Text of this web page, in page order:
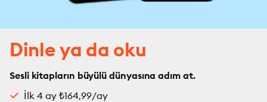
Dinle ya da oku
Sesli kitapların büyülü dünyasına adım at.
İlk 4 ay ₺164,99/ay